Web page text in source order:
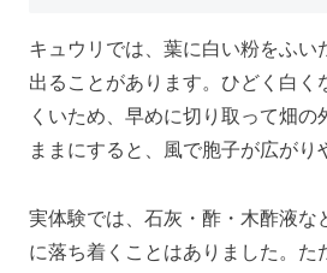
キュウリでは、葉に白い粉をふい
出ることがあります。ひどく白く
くいため、早めに切り取って畑の
ままにすると、風で胞子が広がり
実体験では、石灰・酢・木酢液な
に落ち着くことはありました。た